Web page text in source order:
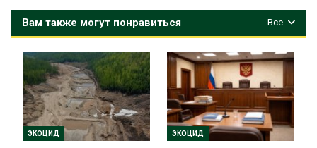
Все
Вам также могут понравиться
ЭКОЦИД ЭКОЦИД